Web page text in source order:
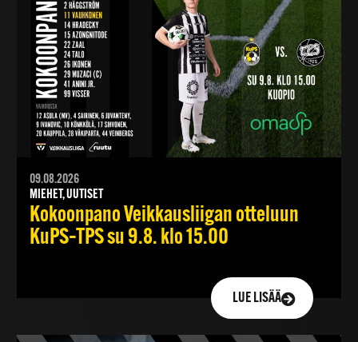
09.08.2026
MIEHET, UUTISET
Kokoonpano Veikkausliigan otteluun
KuPS–TPS su 9.8. klo 15.00
LUE LISÄÄ